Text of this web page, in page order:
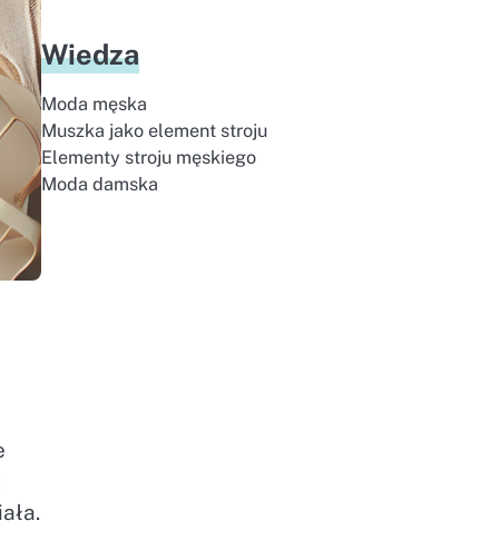
Wiedza
Moda męska
Muszka jako element stroju
Elementy stroju męskiego
Moda damska